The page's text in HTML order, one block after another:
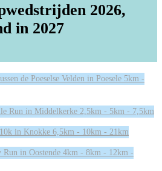
2026,
in 2027
de Poeselse Velden in Poesele 5km -
Run in Middelkerke 2,5km - 5km - 7,5km
in Knokke 6,5km - 10km - 21km
Run in Oostende 4km - 8km - 12km -